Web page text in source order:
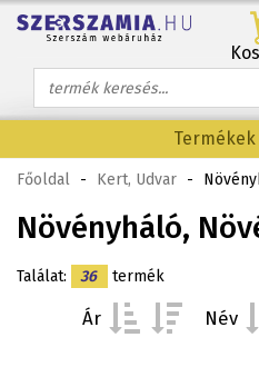
Főoldal - Kert, Udvar -
Növényháló,
Találat: 36 termék
Ár Név